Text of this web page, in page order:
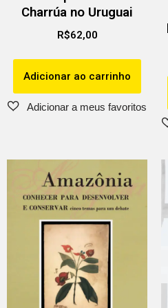
Charrúa no Uruguai
R$62,00
Adicionar ao carrinho